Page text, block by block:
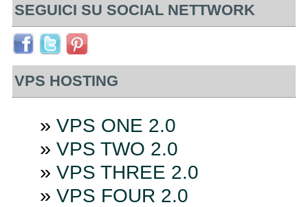
SEGUICI SU SOCIAL NETTWORK
VPS HOSTING
»VPS ONE 2.0
»VPS TWO 2.0
»VPS THREE 2.0
»VPS FOUR 2.0